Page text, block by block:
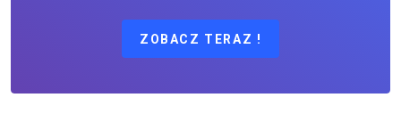
ZOBACZ TERAZ !